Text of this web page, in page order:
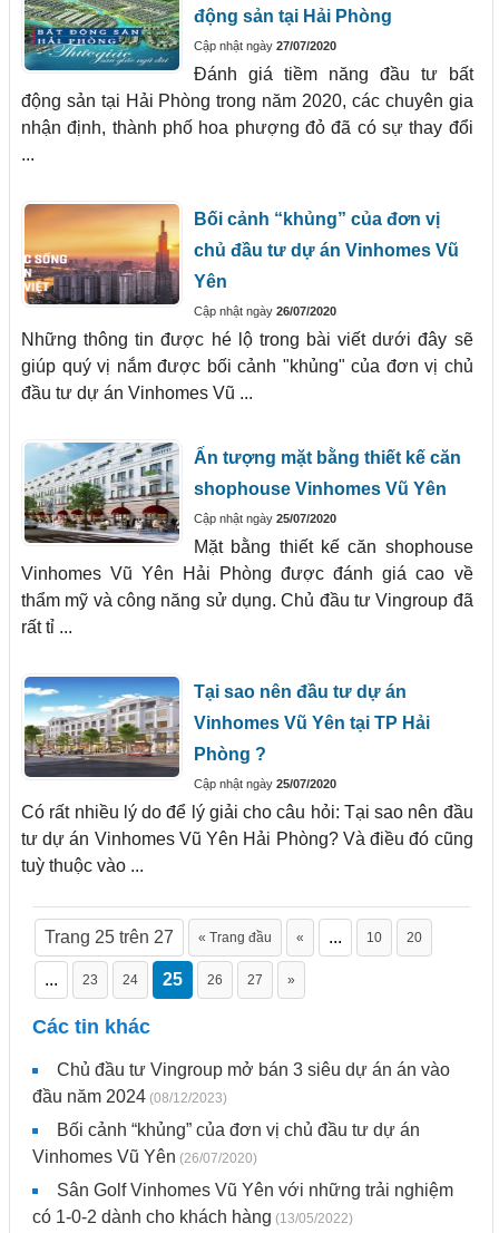
động sản tại Hải Phòng
Cập nhật ngày 27/07/2020
Đánh giá tiềm năng đầu tư bất
động sản tại Hải Phòng trong năm 2020, các chuyên gia
nhận định, thành phố hoa phượng đỏ đã có sự thay đổi
...
Bối cảnh “khủng” của đơn vị
chủ đầu tư dự án Vinhomes Vũ
Yên
Cập nhật ngày 26/07/2020
Những thông tin được hé lộ trong bài viết dưới đây sẽ
giúp quý vị nắm được bối cảnh "khủng" của đơn vị chủ
đầu tư dự án Vinhomes Vũ ...
Ấn tượng mặt bằng thiết kế căn
shophouse Vinhomes Vũ Yên
Cập nhật ngày 25/07/2020
Mặt bằng thiết kế căn shophouse
Vinhomes Vũ Yên Hải Phòng được đánh giá cao về
thẩm mỹ và công năng sử dụng. Chủ đầu tư Vingroup đã
rất tỉ ...
Tại sao nên đầu tư dự án
Vinhomes Vũ Yên tại TP Hải
Phòng ?
Cập nhật ngày 25/07/2020
Có rất nhiều lý do để lý giải cho câu hỏi: Tại sao nên đầu
tư dự án Vinhomes Vũ Yên Hải Phòng? Và điều đó cũng
tuỳ thuộc vào ...
Trang 25 trên 27 « Trang đầu « ... 10 20
... 23 24 25 26 27 »
Các tin khác
Chủ đầu tư Vingroup mở bán 3 siêu dự án án vào
đầu năm 2024 (08/12/2023)
Bối cảnh “khủng” của đơn vị chủ đầu tư dự án
Vinhomes Vũ Yên (26/07/2020)
Sân Golf Vinhomes Vũ Yên với những trải nghiệm
có 1-0-2 dành cho khách hàng (13/05/2022)